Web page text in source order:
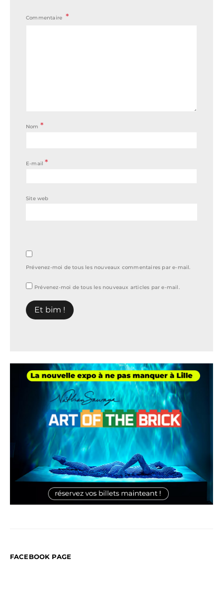
Commentaire
Nom *
E-mail*
Site web
Prévenez-moi de tous les nouveaux commentaires par e-mail.
Prévenez-moi de tous les nouveaux articles par e-mail.
FACEBOOK PAGE